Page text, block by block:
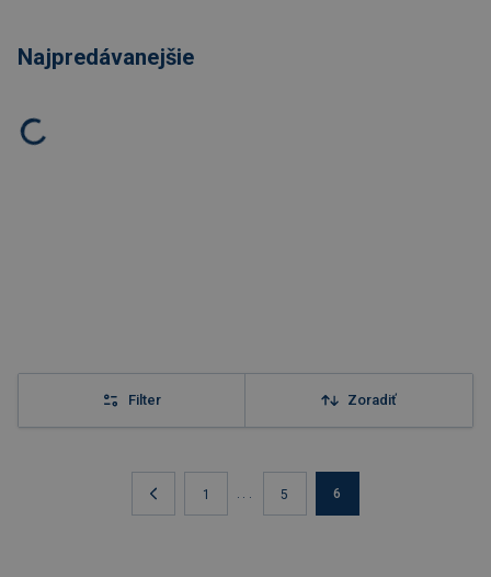
Najpredávanejšie
Filter Zoradiť
1 ... 5 6